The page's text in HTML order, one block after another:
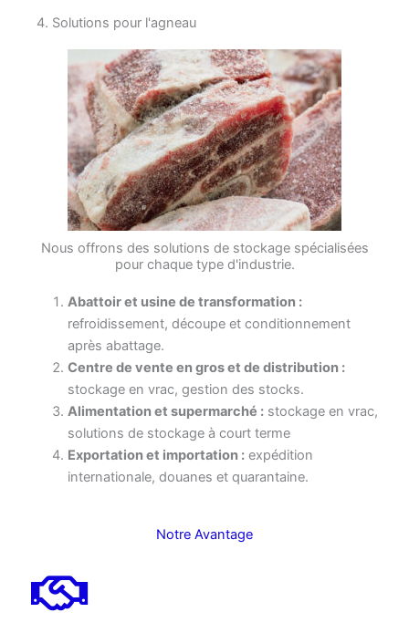
4. Solutions pour l'agneau
Nous offrons des solutions de stockage spécialisées
pour chaque type d'industrie.
Abattoir et usine de transformation :
refroidissement, découpe et conditionnement
après abattage.
Centre de vente en gros et de distribution :
stockage en vrac, gestion des stocks.
Alimentation et supermarché :stockage en vrac,
solutions de stockage à court terme
Exportation et importation :expédition
internationale, douanes et quarantaine.
Notre Avantage